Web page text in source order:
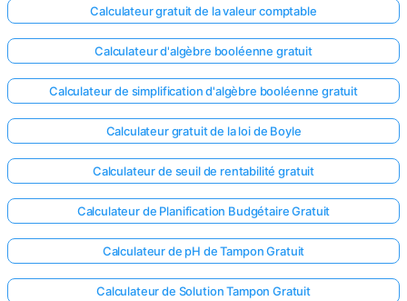
Calculateur gratuit de la valeur comptable
Calculateur d'algèbre booléenne gratuit
Calculateur de simplification d'algèbre booléenne gratuit
Calculateur gratuit de la loi de Boyle
Calculateur de seuil de rentabilité gratuit
Calculateur de Planification Budgétaire Gratuit
Calculateur de pH de Tampon Gratuit
Calculateur de Solution Tampon Gratuit